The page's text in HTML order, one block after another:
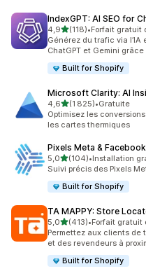
IndexGPT: AI SEO for
4,9étoile(s) sur 5
(118)
118 avis au total
•Forfait gratuit
Générez du trafic via
ChatGPT et Gemini grâce
Built for Shopify
Microsoft Clarity: AI
4,6étoile(s) sur 5
(1 825)
1825 avis au total
•Gratuite
Optimisez les
les cartes thermiques
Pixels Meta &
5,0étoile(s) sur 5
(104)
104 avis au total
•Installation
Suivi précis des Pixels
Built for Shopify
TA MAPPY: Store
5,0étoile(s) sur 5
(413)
413 avis au total
•Forfait gratuit
Permettez aux clients de
et des revendeurs à
Built for Shopify